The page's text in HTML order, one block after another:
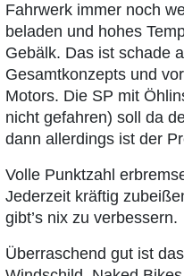
Fahrwerk immer noch
beladen und hohes
Gebälk. Das ist schade
Gesamtkonzepts und
Motors. Die SP mit
nicht gefahren) soll da
dann allerdings ist der
Volle Punktzahl
Jederzeit kräftig
gibt’s nix zu verbessern.
Überraschend gut ist